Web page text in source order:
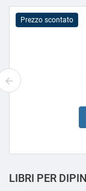
Prezzo scontato
LIBRI PER